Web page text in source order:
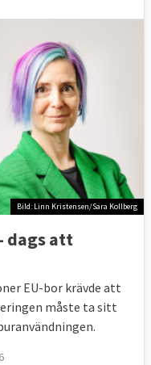
Bild: Linn Kristensen/Sara Kollberg
dags att
EU-bor krävde att
måste ta sitt